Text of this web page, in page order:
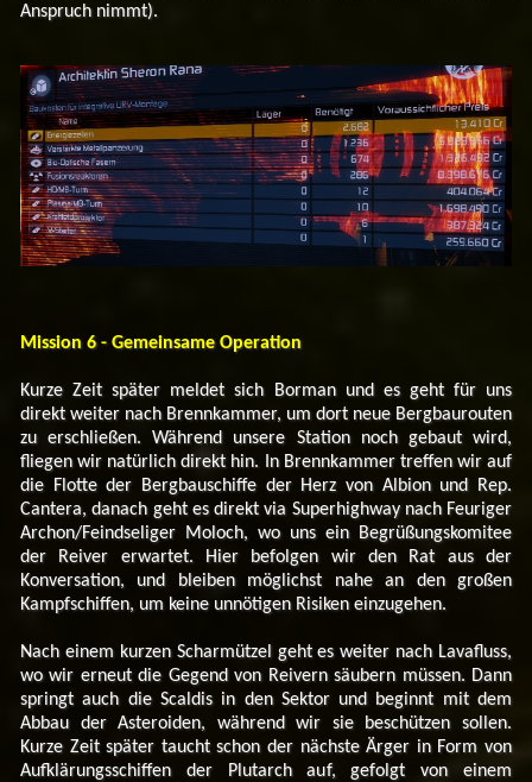
Anspruch nimmt).
Mission 6 - Gemeinsame Operation
Kurze Zeit später meldet sich Borman und es geht für uns
direkt weiter nach Brennkammer, um dort neue Bergbaurouten
zu erschließen. Während unsere Station noch gebaut wird,
fliegen wir natürlich direkt hin. In Brennkammer treffen wir auf
die Flotte der Bergbauschiffe der Herz von Albion und Rep.
Cantera, danach geht es direkt via Superhighway nach Feuriger
Archon/Feindseliger Moloch, wo uns ein Begrüßungskomitee
der Reiver erwartet. Hier befolgen wir den Rat aus der
Konversation, und bleiben möglichst nahe an den großen
Kampfschiffen, um keine unnötigen Risiken einzugehen.
Nach einem kurzen Scharmützel geht es weiter nach Lavafluss,
wo wir erneut die Gegend von Reivern säubern müssen. Dann
springt auch die Scaldis in den Sektor und beginnt mit dem
Abbau der Asteroiden, während wir sie beschützen sollen.
Kurze Zeit später taucht schon der nächste Ärger in Form von
Aufklärungsschiffen der Plutarch auf, gefolgt von einem